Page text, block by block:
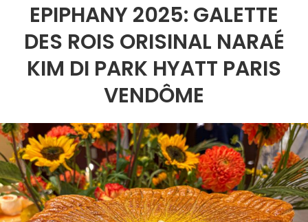
EPIPHANY 2025: GALETTE
DES ROIS ORISINAL NARAÉ
KIM DI PARK HYATT PARIS
VENDÔME